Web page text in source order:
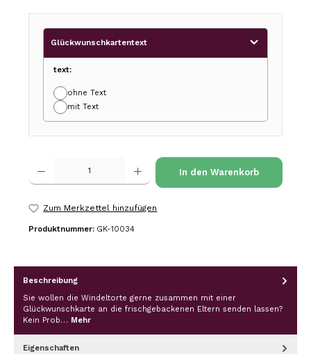
Glückwunschkartentext
text:
ohne Text
mit Text
Produkt Anzahl: Gib den gewünschten Wert ein oder benutze die
In den Warenkorb
Zum Merkzettel hinzufügen
Produktnummer: GK-10034
Beschreibung
Sie wollen die Windeltorte gerne zusammen mit einer
Glückwunschkarte an die frischgebackenen Eltern senden lassen?
Kein Prob… Mehr
Eigenschaften